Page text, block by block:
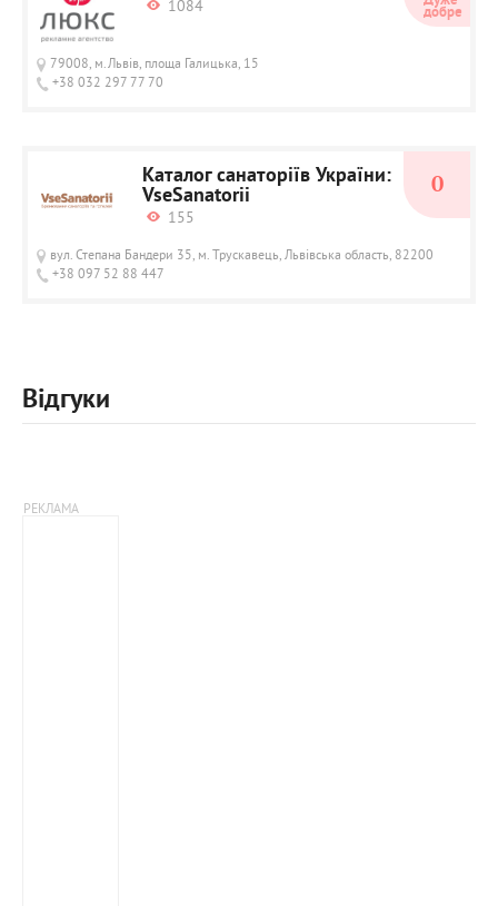
1084
79008, м.Львів, площа Галицька, 15
+38 032 297 77 70
добре
Каталог санаторіїв України:
VseSanatorii
155
вул. Степана Бандери 35, м. Трускавець, Львівська область, 82200
+38 097 52 88 447
0
Відгуки